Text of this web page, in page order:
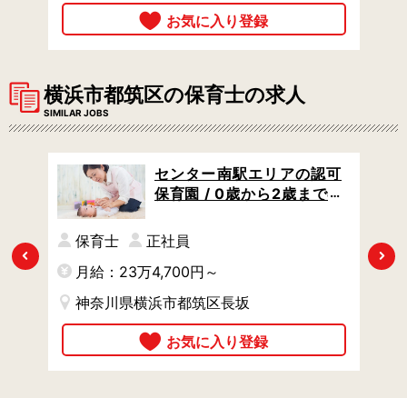
横浜市都筑区の保育士の求人
SIMILAR JOBS
Previous
センター南駅エリアの認可
保育園 / 0歳から2歳までの
り / 賞与あり
保育士
正社員
月給：23万4,700円～
神奈川県横浜市都筑区長坂
Next